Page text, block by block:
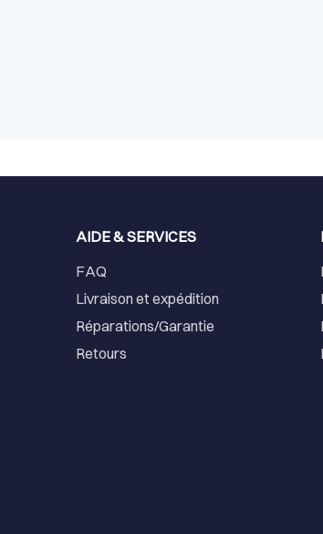
AIDE & SERVICES
FAQ
Livraison et expédition
Réparations/Garantie
Retours